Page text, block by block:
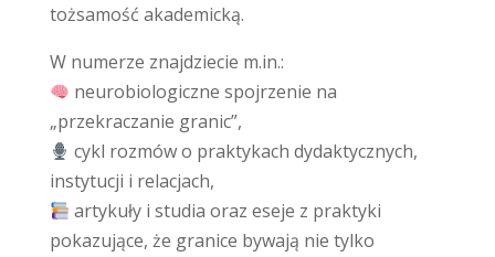
tożsamość akademicką.
W numerze znajdziecie m.in.:
neurobiologiczne spojrzenie na
„przekraczanie granic”,
cykl rozmów o praktykach dydaktycznych,
instytucji i relacjach,
artykuły i studia oraz eseje z praktyki
pokazujące, że granice bywają nie tylko